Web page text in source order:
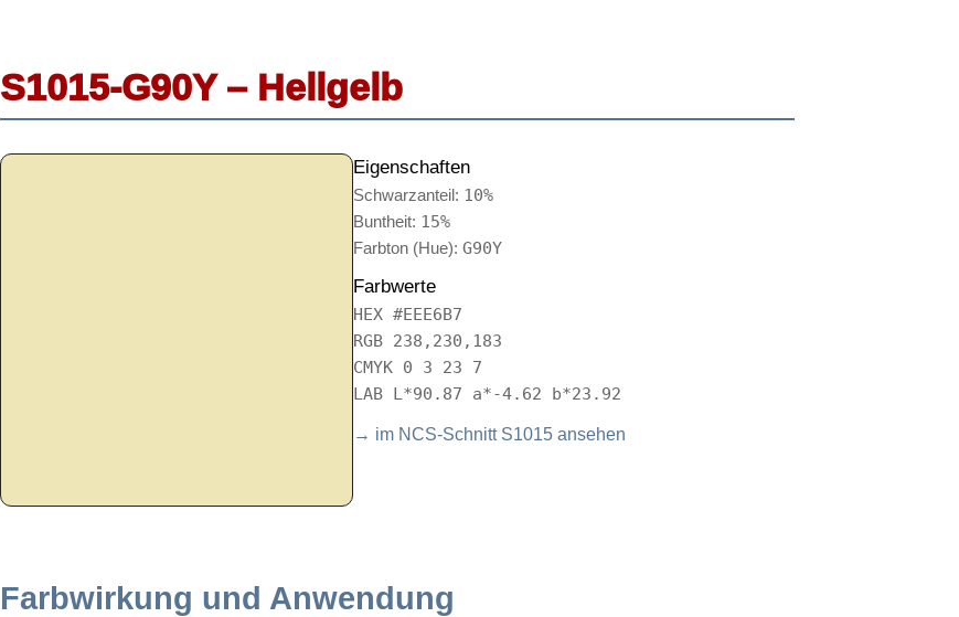
S1015-G90Y – Hellgelb
Eigenschaften
Schwarzanteil: 10%
Buntheit: 15%
Farbton (Hue):G90Y
Farbwerte
HEX #EEE6B7
RGB 238,230,183
CMYK 0 3 23 7
LAB L*90.87 a*-4.62 b*23.92
→ im NCS-Schnitt S1015 ansehen
Farbwirkung und Anwendung